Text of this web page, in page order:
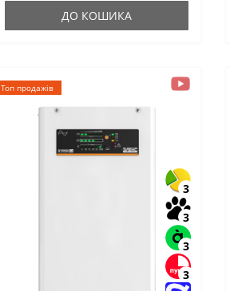
ДО КОШИКА
Топ продажів
3
3
3
3